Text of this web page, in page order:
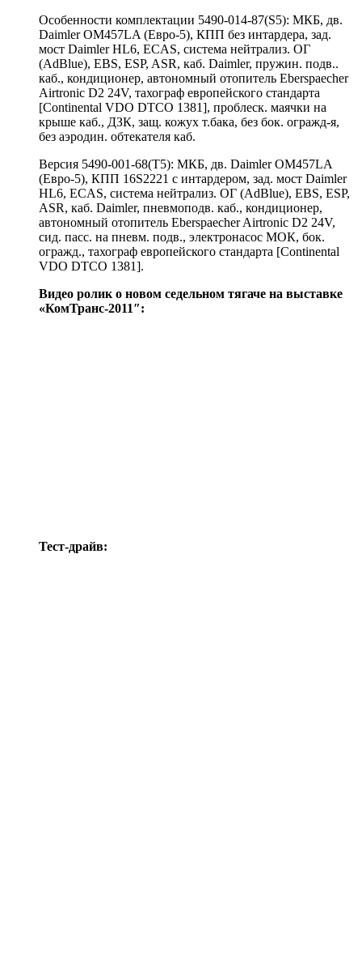
Особенности комплектации 5490-014-87(S5): МКБ, дв.
Daimler OM457LA (Евро-5), КПП без интардера, зад.
мост Daimler HL6, ECAS, система нейтрализ. ОГ
(AdBlue), EBS, ESP, ASR, каб. Daimler, пружин. подв..
каб., кондиционер, автономный отопитель Eberspaecher
Airtronic D2 24V, тахограф европейского стандарта
[Continental VDO DTCO 1381], проблеск. маячки на
крыше каб., ДЗК, защ. кожух т.бака, без бок. огражд-я,
без аэродин. обтекателя каб.
Версия 5490-001-68(Т5): МКБ, дв. Daimler OM457LA
(Евро-5), КПП 16S2221 с интардером, зад. мост Daimler
HL6, ECAS, система нейтрализ. ОГ (AdBlue), EBS, ESP,
ASR, каб. Daimler, пневмоподв. каб., кондиционер,
автономный отопитель Eberspaecher Airtronic D2 24V,
сид. пасс. на пневм. подв., электронасос МОК, бок.
огражд., тахограф европейского стандарта [Continental
VDO DTCO 1381].
Видео ролик о новом седельном тягаче на выставке
«КомТранс-2011″:
Тест-драйв: